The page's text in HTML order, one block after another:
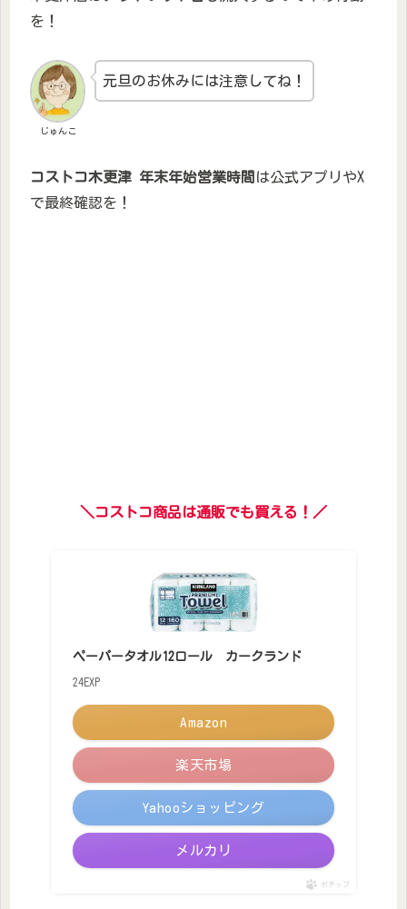
を！
じゅんこ
元旦のお休みには注意してね！
コストコ木更津 年末年始営業時間 は公式アプリやX
で最終確認を！
＼コストコ商品は通販でも買える！／
ペーパータオル12ロール カークランド
24EXP
Amazon
楽天市場
Yahooショッピング
メルカリ
ポチップ